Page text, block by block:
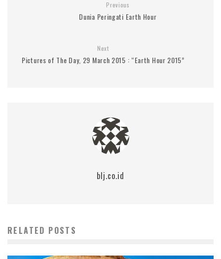
Previous
Dunia Peringati Earth Hour
Next
Pictures of The Day, 29 March 2015 : “Earth Hour 2015”
blj.co.id
RELATED POSTS